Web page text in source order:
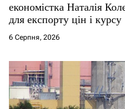
економістка Наталія
для експорту цін і курсу
6 Серпня, 2026